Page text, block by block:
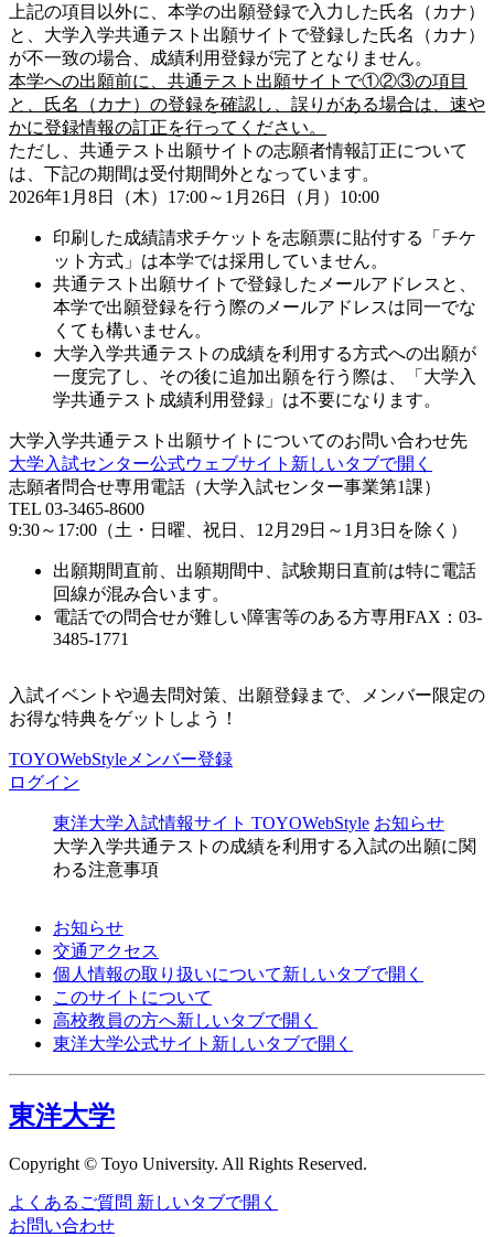
上記の項目以外に、本学の出願登録で入力した氏名（カナ）
と、大学入学共通テスト出願サイトで登録した氏名（カナ）
が不一致の場合、成績利用登録が完了となりません。
本学への出願前に、共通テスト出願サイトで①②③の項目
と、氏名（カナ）の登録を確認し、誤りがある場合は、速や
かに登録情報の訂正を行ってください。
ただし、共通テスト出願サイトの志願者情報訂正について
は、下記の期間は受付期間外となっています。
2026年1月8日（木）17:00～1月26日（月）10:00
印刷した成績請求チケットを志願票に貼付する「チケ
ット方式」は本学では採用していません。
共通テスト出願サイトで登録したメールアドレスと、
本学で出願登録を行う際のメールアドレスは同一でな
くても構いません。
大学入学共通テストの成績を利用する方式への出願が
一度完了し、その後に追加出願を行う際は、「大学入
学共通テスト成績利用登録」は不要になります。
大学入学共通テスト出願サイトについてのお問い合わせ先
大学入試センター公式ウェブサイト 新しいタブで開く
志願者問合せ専用電話（大学入試センター事業第1課）
TEL 03-3465-8600
9:30～17:00（土・日曜、祝日、12月29日～1月3日を除く）
出願期間直前、出願期間中、試験期日直前は特に電話
回線が混み合います。
電話での問合せが難しい障害等のある方専用FAX：03-
3485-1771
入試イベントや過去問対策、出願登録まで、メンバー限定の
お得な特典をゲットしよう！
TOYOWebStyleメンバー登録
ログイン
東洋大学入試情報サイト TOYOWebStyle お知らせ
大学入学共通テストの成績を利用する入試の出願に関
わる注意事項
お知らせ
交通アクセス
個人情報の取り扱いについて新しいタブで開く
このサイトについて
高校教員の方へ新しいタブで開く
東洋大学公式サイト 新しいタブで開く
東洋大学
Copyright © Toyo University. All Rights Reserved.
よくあるご質問 新しいタブで開く
お問い合わせ